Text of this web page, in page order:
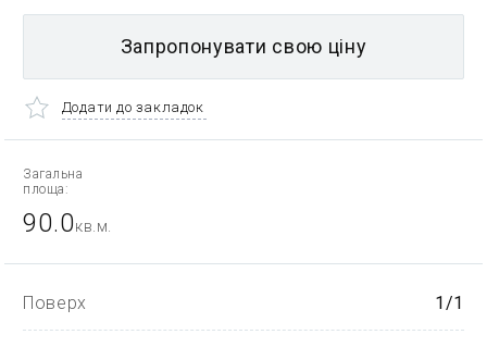
Запропонувати свою ціну
Додати до закладок
Загальна
площа:
90.0кв.м.
Поверх 1/1